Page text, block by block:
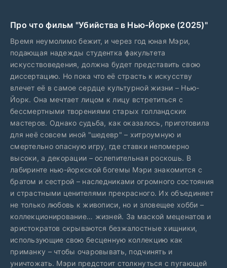
Про что фильм "Убийства в Нью-Йорке (2025)"
Время неумолимо бежит, и через год юная Мэри,
подающая надежды студентка факультета
искусствоведения, должна будет представить свою
диссертацию. Но пока что её страсть к искусству
влечет её в самое сердце культурной жизни – Нью-
Йорк. Она мечтает лицом к лицу встретиться с
бессмертными творениями старых голландских
мастеров. Однако судьба, как оказалось, приготовила
для неё совсем иной "шедевр" – хитроумную и
смертельно опасную игру, где ставки непомерно
высоки, а декорации – ослепительная роскошь. В
лабиринте нью-йоркской богемы Мэри знакомится с
братом и сестрой – наследниками огромного состояния
и страстными ценителями прекрасного. Их объединяет
не только любовь к живописи, но и зловещее хобби –
коллекционирование… жизней. За маской меценатов и
аристократов скрываются безжалостные хищники,
использующие свою бесценную коллекцию как
приманку – чтобы очаровывать, подчинять и
уничтожать. Мэри предстоит столкнуться с пугающей